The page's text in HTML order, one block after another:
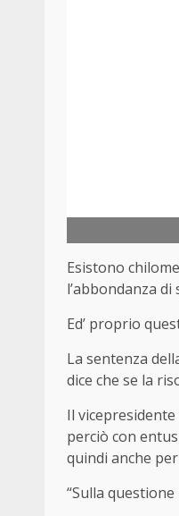
Esistono
l’abbondanza
Ed’ proprio
La sentenza
dice che se la
Il
perciò con
quindi anche
“Sulla